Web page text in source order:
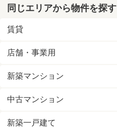
同じエリアから物件を探す
賃貸
店舗・事業用
新築マンション
中古マンション
新築一戸建て